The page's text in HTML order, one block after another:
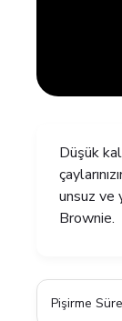
Düşük
unsuz ve
Brownie.
Pişirme